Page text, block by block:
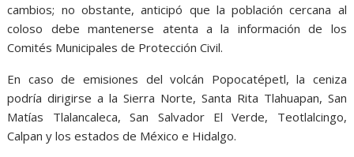
cambios; no obstante, anticipó que la población cercana al
coloso debe mantenerse atenta a la información de los
Comités Municipales de Protección Civil.
En caso de emisiones del volcán Popocatépetl, la ceniza
podría dirigirse a la Sierra Norte, Santa Rita Tlahuapan, San
Matías Tlalancaleca, San Salvador El Verde, Teotlalcingo,
Calpan y los estados de México e Hidalgo.